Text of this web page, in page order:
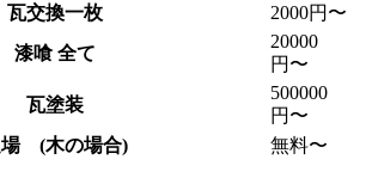
瓦交換一枚
2000円〜
漆喰 全て
20000
円〜
瓦塗装
500000
円〜
場 (木の場合)
無料〜